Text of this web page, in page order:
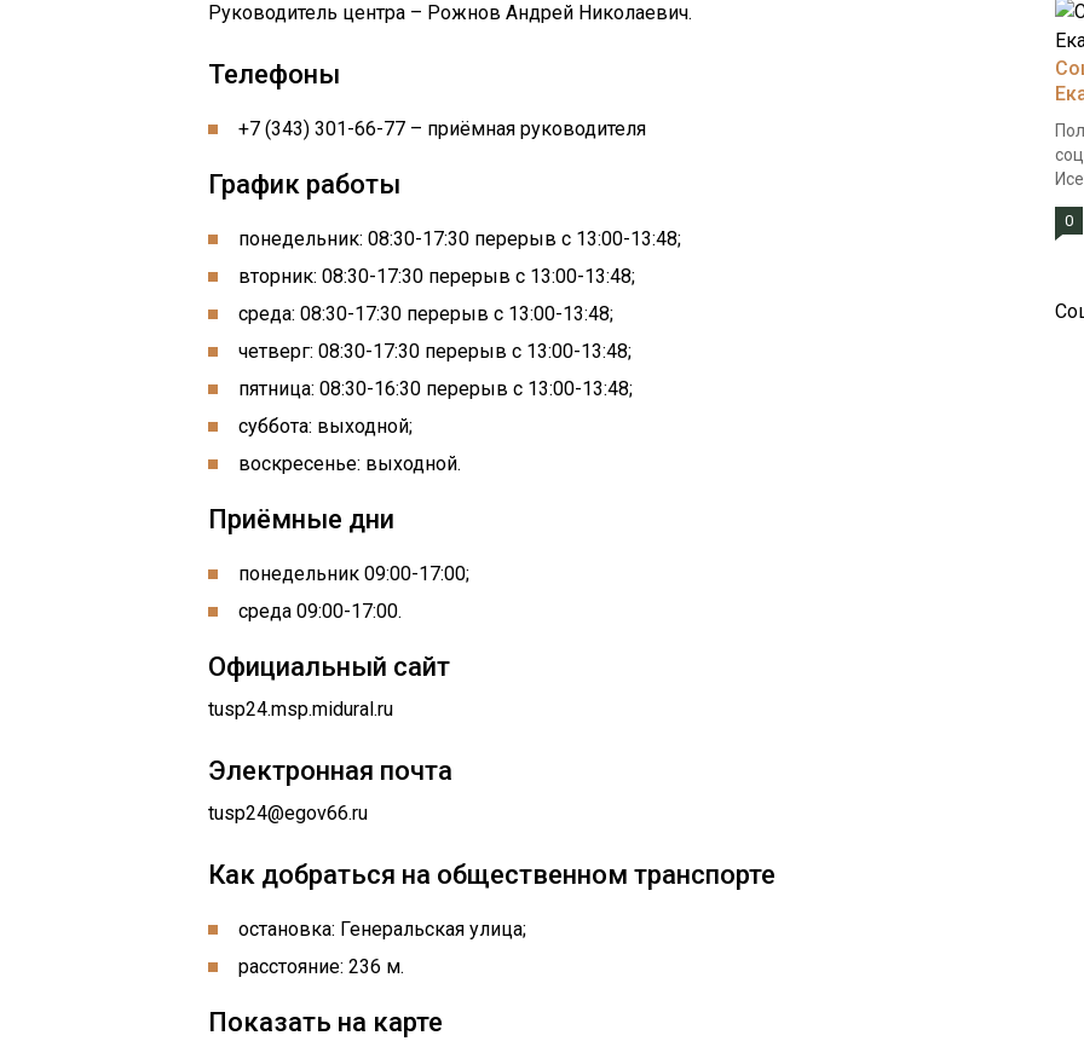
Руководитель центра – Рожнов Андрей Николаевич.
Телефоны
+7 (343) 301-66-77 – приёмная руководителя
График работы
понедельник: 08:30-17:30 перерыв с 13:00-13:48;
вторник: 08:30-17:30 перерыв с 13:00-13:48;
среда: 08:30-17:30 перерыв с 13:00-13:48;
четверг: 08:30-17:30 перерыв с 13:00-13:48;
пятница: 08:30-16:30 перерыв с 13:00-13:48;
суббота: выходной;
воскресенье: выходной.
Приёмные дни
понедельник 09:00-17:00;
среда 09:00-17:00.
Официальный сайт
tusp24.msp.midural.ru
Электронная почта
tusp24@egov66.ru
Как добраться на общественном транспорте
остановка: Генеральская улица;
расстояние: 236 м.
Показать на карте
0